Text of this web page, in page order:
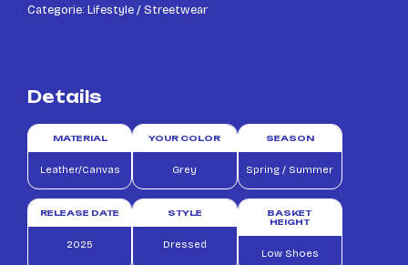
Categorie: Lifestyle / Streetwear
Details
MATERIAL
Leather/Canvas
YOUR COLOR
Grey
SEASON
Spring / Summer
RELEASE DATE
2025
STYLE
Dressed
BASKET
HEIGHT
Low Shoes